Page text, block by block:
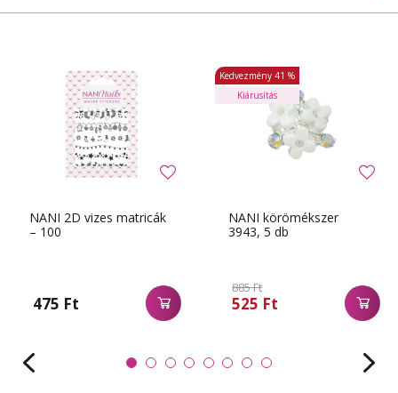
NANI 2D vizes matricák
– 100
475 Ft
NANI körömékszer
3943, 5 db
885 Ft
525 Ft
Kedvezmény 41 %
Kiárusítás